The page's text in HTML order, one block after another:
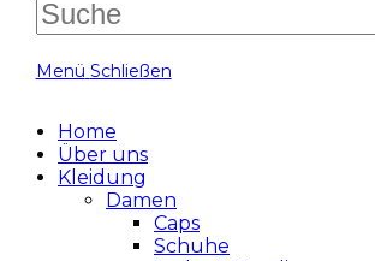
Menü Schließen
Home
Über uns
Kleidung
Damen
Caps
Schuhe